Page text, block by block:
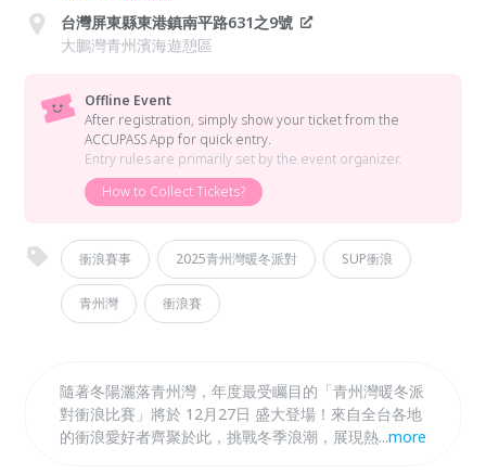
台灣屏東縣東港鎮南平路631之9號
大鵬灣青州濱海遊憩區
Offline Event
After registration, simply show your ticket from the
ACCUPASS App for quick entry.
Entry rules are primarily set by the event organizer.
How to Collect Tickets?
衝浪賽事 2025青州灣暖冬派對 SUP衝浪
青州灣 衝浪賽
隨著冬陽灑落青州灣，年度最受矚目的「青州灣暖冬派
對衝浪比賽」將於 12月27日 盛大登場！來自全台各地
的衝浪愛好者齊聚於此，挑戰冬季浪潮，展現熱血與自
...more